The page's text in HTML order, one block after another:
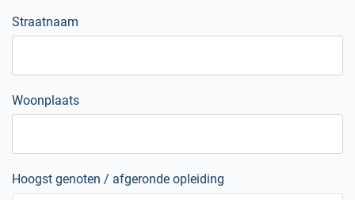
Straatnaam
Woonplaats
Hoogst genoten / afgeronde opleiding